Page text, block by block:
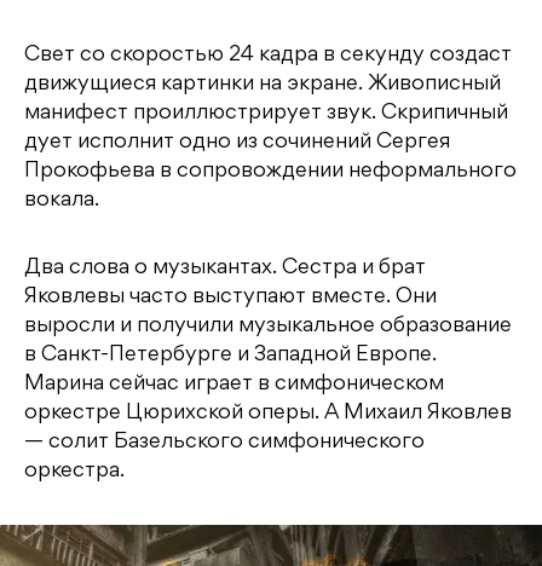
Свет со скоростью 24 кадра в секунду создаст
движущиеся картинки на экране. Живописный
манифест проиллюстрирует звук. Скрипичный
дует исполнит одно из сочинений Сергея
Прокофьева в сопровождении неформального
вокала.
Два слова о музыкантах. Сестра и брат
Яковлевы часто выступают вместе. Они
выросли и получили музыкальное образование
в Санкт-Петербурге и Западной Европе.
Марина сейчас играет в симфоническом
оркестре Цюрихской оперы. А Михаил Яковлев
— солит Базельского симфонического
оркестра.